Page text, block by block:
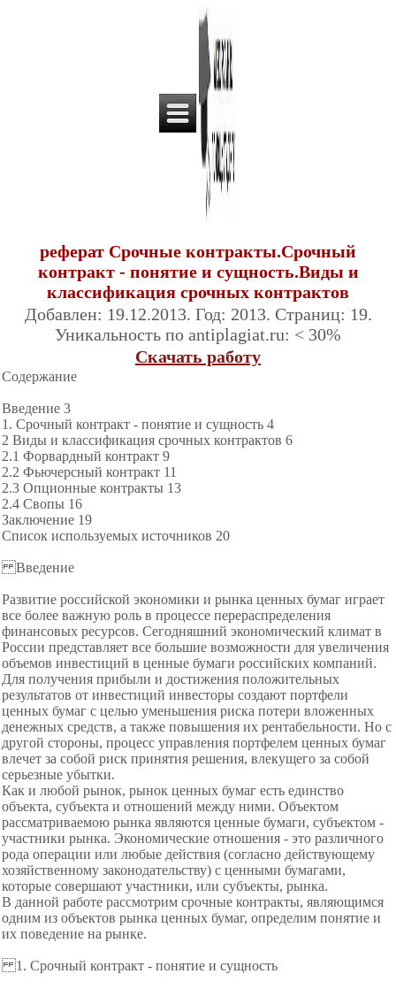
реферат Срочные контракты.Срочный
контракт - понятие и сущность.Виды и
классификация срочных контрактов
Добавлен: 19.12.2013. Год: 2013. Страниц: 19.
Уникальность по antiplagiat.ru: < 30%
Скачать работу
Содержание
Введение 3
1. Срочный контракт - понятие и сущность 4
2 Виды и классификация срочных контрактов 6
2.1 Форвардный контракт 9
2.2 Фьючерсный контракт 11
2.3 Опционные контракты 13
2.4 Свопы 16
Заключение 19
Список используемых источников 20
Введение
Развитие российской экономики и рынка ценных бумаг играет
все более важную роль в процессе перераспределения
финансовых ресурсов. Сегодняшний экономический климат в
России представляет все большие возможности для увеличения
объемов инвестиций в ценные бумаги российских компаний.
Для получения прибыли и достижения положительных
результатов от инвестиций инвесторы создают портфели
ценных бумаг с целью уменьшения риска потери вложенных
денежных средств, а также повышения их рентабельности. Но с
другой стороны, процесс управления портфелем ценных бумаг
влечет за собой риск принятия решения, влекущего за собой
серьезные убытки.
Как и любой рынок, рынок ценных бумаг есть единство
объекта, субъекта и отношений между ними. Объектом
рассматриваемою рынка являются ценные бумаги, субъектом -
участники рынка. Экономические отношения - это различного
рода операции или любые действия (согласно действующему
хозяйственному законодательству) с ценными бумагами,
которые совершают участники, или субъекты, рынка.
В данной работе рассмотрим срочные контракты, являющимся
одним из объектов рынка ценных бумаг, определим понятие и
их поведение на рынке.
1. Срочный контракт - понятие и сущность